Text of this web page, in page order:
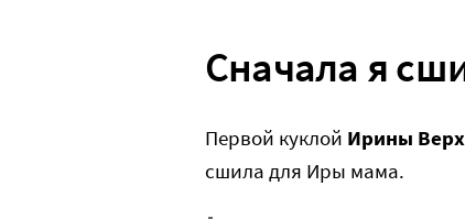
Сначала я
Первой куклой Ирины
сшила для Иры мама.